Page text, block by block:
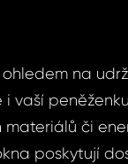
ohledem na
i vaší
materiálů či
poskytují